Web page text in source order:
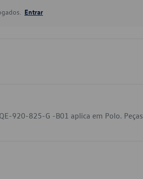
Entrar
920-825-G -B01 aplica em Polo. Peças